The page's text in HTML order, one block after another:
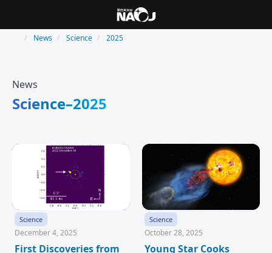
News Science 2025
News
Science–2025
Science
December 4, 2025
First Discoveries from
Science
October 28, 2025
Young Star Cooks